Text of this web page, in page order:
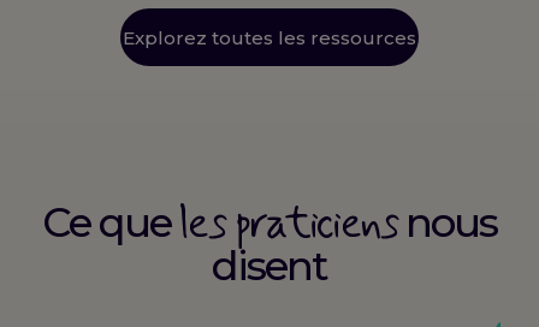
Explorez toutes les ressources
Ce queles praticiensnous
disent